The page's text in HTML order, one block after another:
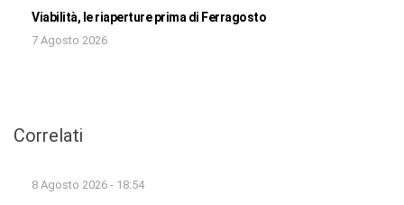
Viabilità, le riaperture prima di Ferragosto
7 Agosto 2026
Correlati
8 Agosto 2026 - 18:54